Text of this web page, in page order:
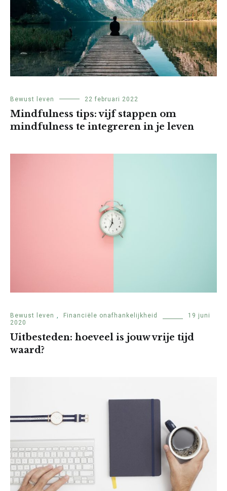
Bewust leven 22 februari 2022
Mindfulness tips: vijf stappen om
mindfulness te integreren in je leven
Bewust leven , Financiële onafhankelijkheid
19 juni
2020
Uitbesteden: hoeveel is jouw vrije tijd
waard?